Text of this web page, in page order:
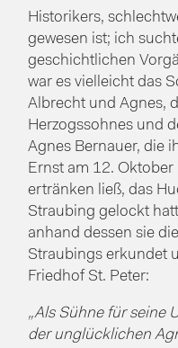
Historikers,
gewesen ist; ich
geschichtlichen
war es vielleicht das
Albrecht und Agnes,
Herzogssohnes und
Agnes Bernauer, die
Ernst am 12.
ertränken ließ, das
Straubing gelockt
anhand dessen sie
Straubings erkundet
Friedhof St. Peter:
„Als Sühne für seine
der unglücklichen